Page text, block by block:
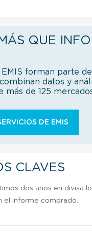
QUE
forman parte
datos y
más de 125
DE EMIS
CLAVES
dos años en divisa
el informe comprado.